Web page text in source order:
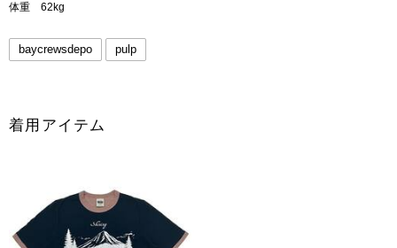
体重 62kg
baycrewsdepo pulp
着用アイテム